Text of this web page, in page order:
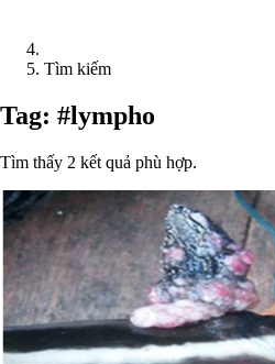
Tìm kiếm
Tag: #lympho
Tìm thấy 2 kết quả phù hợp.